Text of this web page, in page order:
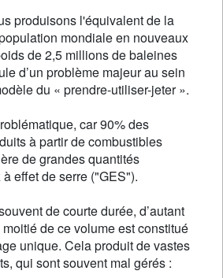
produisons l'équivalent de la
mondiale en nouveaux
de 2,5 millions de baleines
d’un problème majeur au sein
du « prendre-utiliser-jeter ».
car 90% des
à partir de combustibles
de grandes quantités
effet de serre ("GES").
de courte durée, d’autant
de ce volume est constitué
unique. Cela produit de vastes
qui sont souvent mal gérés :